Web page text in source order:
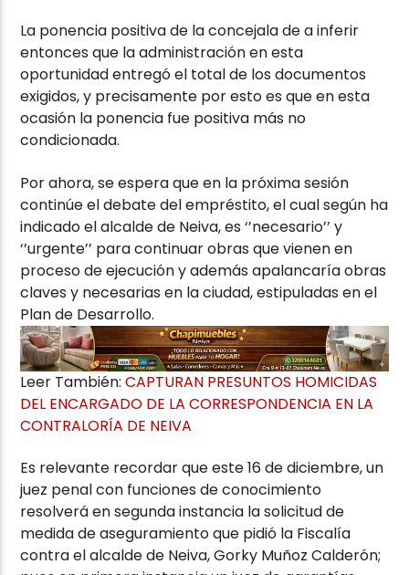
La ponencia positiva de la concejala de a inferir
entonces que la administración en esta
oportunidad entregó el total de los documentos
exigidos, y precisamente por esto es que en esta
ocasión la ponencia fue positiva más no
condicionada.
Por ahora, se espera que en la próxima sesión
continúe el debate del empréstito, el cual según ha
indicado el alcalde de Neiva, es ‘’necesario’’ y
‘’urgente’’ para continuar obras que vienen en
proceso de ejecución y además apalancaría obras
claves y necesarias en la ciudad, estipuladas en el
Plan de Desarrollo.
Leer También:CAPTURAN PRESUNTOS HOMICIDAS
DEL ENCARGADO DE LA CORRESPONDENCIA EN LA
CONTRALORÍA DE NEIVA
Es relevante recordar que este 16 de diciembre, un
juez penal con funciones de conocimiento
resolverá en segunda instancia la solicitud de
medida de aseguramiento que pidió la Fiscalía
contra el alcalde de Neiva, Gorky Muñoz Calderón;